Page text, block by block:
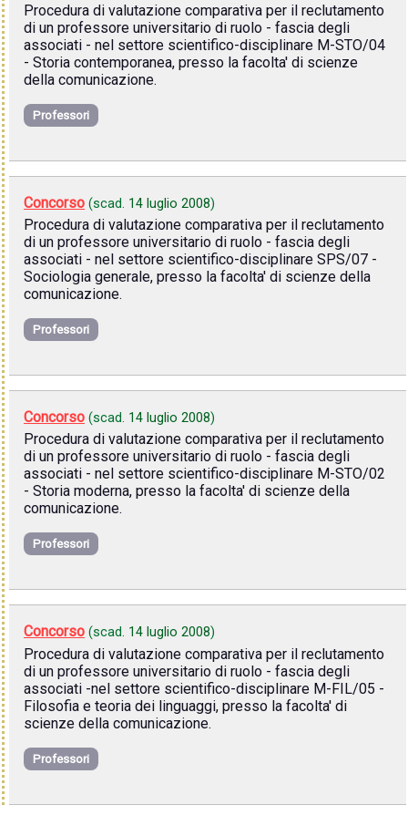
Procedura di valutazione comparativa per il reclutamento
di un professore universitario di ruolo - fascia degli
associati - nel settore scientifico-disciplinare M-STO/04
- Storia contemporanea, presso la facolta' di scienze
della comunicazione.
Professori
Concorso (scad. 14 luglio 2008)
Procedura di valutazione comparativa per il reclutamento
di un professore universitario di ruolo - fascia degli
associati - nel settore scientifico-disciplinare SPS/07 -
Sociologia generale, presso la facolta' di scienze della
comunicazione.
Professori
Concorso (scad. 14 luglio 2008)
Procedura di valutazione comparativa per il reclutamento
di un professore universitario di ruolo - fascia degli
associati - nel settore scientifico-disciplinare M-STO/02
- Storia moderna, presso la facolta' di scienze della
comunicazione.
Professori
Concorso (scad. 14 luglio 2008)
Procedura di valutazione comparativa per il reclutamento
di un professore universitario di ruolo - fascia degli
associati -nel settore scientifico-disciplinare M-FIL/05 -
Filosofia e teoria dei linguaggi, presso la facolta' di
scienze della comunicazione.
Professori